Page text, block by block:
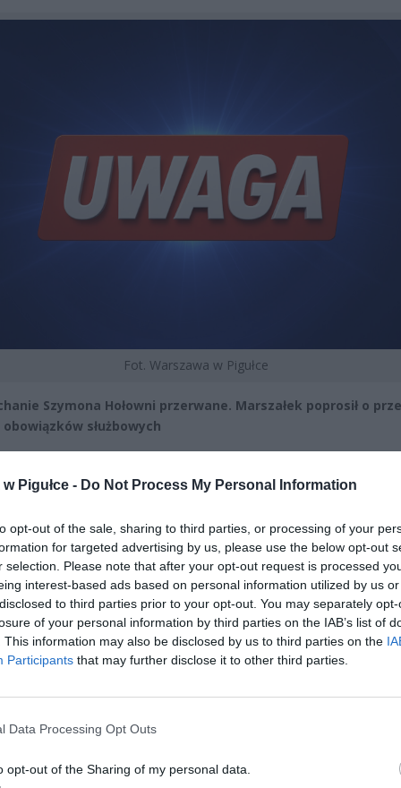
Pigułce - Do Not Process My Personal Information
opt-out of the sale, sharing to third parties, or processing of your
for targeted advertising by us, please use the below opt-out
selection. Please note that after your opt-out request is processed
interest-based ads based on personal information utilized by us
to third parties prior to your opt-out. You may separately
of your personal information by third parties on the IAB’s list of
This information may also be disclosed by us to third parties on the
Participants that may further disclose it to other third parties.
Data Processing Opt Outs
opt-out of the Sharing of my personal data.
Fot. Warszawa w Pigułce
Szymona Hołowni przerwane. Marszałek poprosił o
służbowych
przecenił hit do kuchni. Air fryer tańszy aż o 150 zł, a to
2026 16:06
dla milionów polskich rodzin. ZUS wypłacił już 173 mln
wciąż można składać
2026 12:56